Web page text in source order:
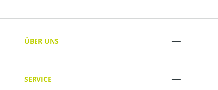
ÜBER UNS
SERVICE